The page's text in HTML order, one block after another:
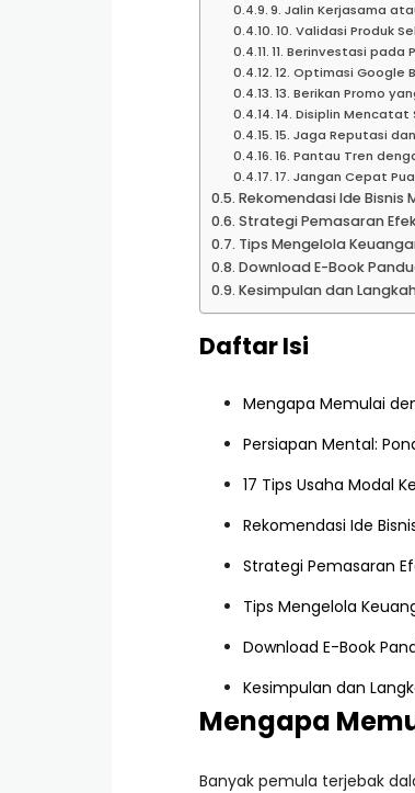
9. Jalin Kerjasama
10. Validasi Produk
11. Berinvestasi pada
12. Optimasi Google
13. Berikan Promo
14. Disiplin
15. Jaga Reputasi
16. Pantau Tren
17. Jangan Cepat
Rekomendasi Ide Bisnis
Strategi Pemasaran
Tips Mengelola
Download E-Book
Kesimpulan dan
Daftar Isi
Mengapa Memulai
Persiapan Mental:
17 Tips Usaha Modal
Rekomendasi Ide
Strategi Pemasaran
Tips Mengelola
Download E-Book
Kesimpulan dan
Mengapa
Banyak pemula terjebak